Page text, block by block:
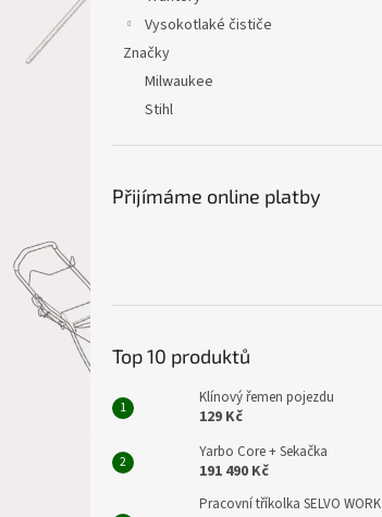
Vysokotlaké čističe
Značky
Milwaukee
Stihl
Přijímáme online platby
Top 10 produktů
Klínový řemen pojezdu
129 Kč
Yarbo Core + Sekačka
191 490 Kč
Pracovní tříkolka SELVO WORK